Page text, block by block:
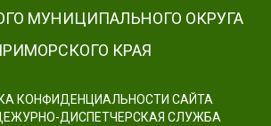
МУНИЦИПАЛЬНОГО ОКРУГА
КРАЯ
КОНФИДЕНЦИАЛЬНОСТИ САЙТА
ДИСПЕТЧЕРСКАЯ СЛУЖБА